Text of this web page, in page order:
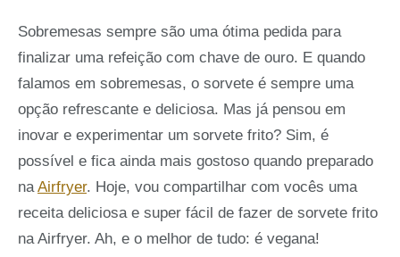
Sobremesas sempre são uma ótima pedida para
finalizar uma refeição com chave de ouro. E quando
falamos em sobremesas, o sorvete é sempre uma
opção refrescante e deliciosa. Mas já pensou em
inovar e experimentar um sorvete frito? Sim, é
possível e fica ainda mais gostoso quando preparado
naAirfryer. Hoje, vou compartilhar com vocês uma
receita deliciosa e super fácil de fazer de sorvete frito
na Airfryer. Ah, e o melhor de tudo: é vegana!